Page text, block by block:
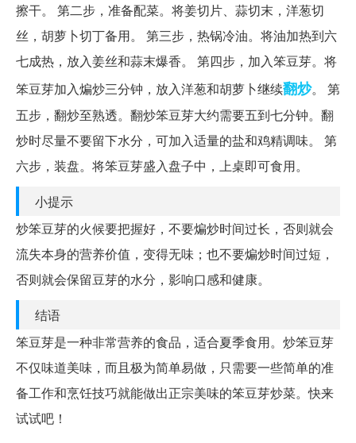
擦干。 第二步，准备配菜。将姜切片、蒜切末，洋葱切
丝，胡萝卜切丁备用。 第三步，热锅冷油。将油加热到六
七成热，放入姜丝和蒜末爆香。 第四步，加入笨豆芽。将
笨豆芽加入煸炒三分钟，放入洋葱和胡萝卜继续翻炒。 第
五步，翻炒至熟透。翻炒笨豆芽大约需要五到七分钟。翻
炒时尽量不要留下水分，可加入适量的盐和鸡精调味。 第
六步，装盘。将笨豆芽盛入盘子中，上桌即可食用。
小提示
炒笨豆芽的火候要把握好，不要煸炒时间过长，否则就会
流失本身的营养价值，变得无味；也不要煸炒时间过短，
否则就会保留豆芽的水分，影响口感和健康。
结语
笨豆芽是一种非常营养的食品，适合夏季食用。炒笨豆芽
不仅味道美味，而且极为简单易做，只需要一些简单的准
备工作和烹饪技巧就能做出正宗美味的笨豆芽炒菜。快来
试试吧！